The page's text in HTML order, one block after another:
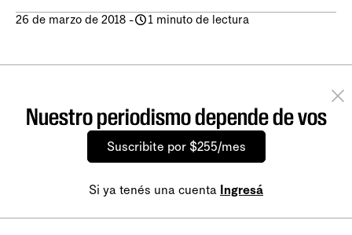
26 de marzo de 2018 - 1 minuto de lectura
Nuestro periodismo depende de vos
Suscribite por $255/mes
Si ya tenés una cuenta Ingresá